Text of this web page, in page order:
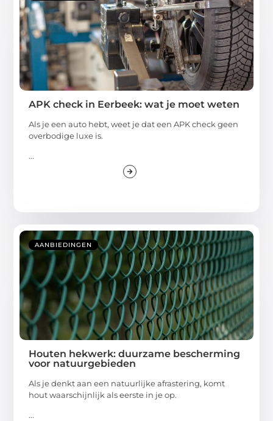
APK check in Eerbeek: wat je moet weten
Als je een auto hebt, weet je dat een APK check geen
overbodige luxe is.
...
AANBIEDINGEN
Houten hekwerk: duurzame bescherming
voor natuurgebieden
Als je denkt aan een natuurlijke afrastering, komt
hout waarschijnlijk als eerste in je op.
...